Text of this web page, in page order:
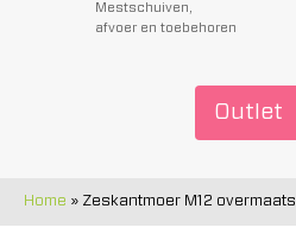
Mestschuiven,
afvoer en toebehoren
Outlet
Home » Zeskantmoer M12 overmaats